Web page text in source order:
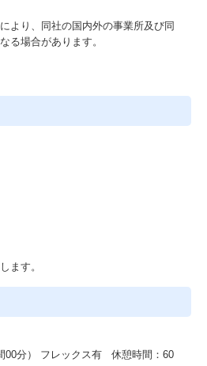
より、同社の国内外の事業所及び同
る場合があります。
ます。
00分） フレックス有 休憩時間：60